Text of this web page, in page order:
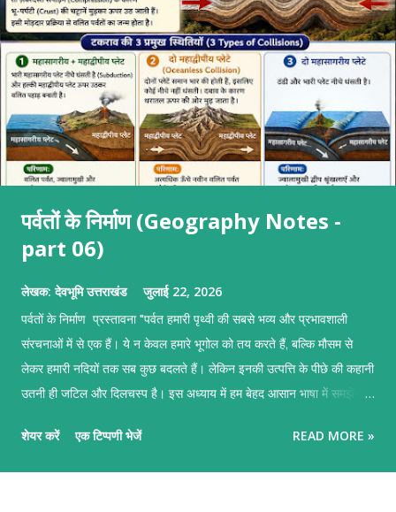
पर्वतों के निर्माण (Geography Notes -
part 06)
लेखक:देवभूमि उत्तराखंड जुलाई 22, 2026
पर्वतों के निर्माण प्रस्तावना "पर्वत हमारी पृथ्वी की सबसे भव्य और प्रभावशाली
संरचनाओं में से एक हैं। ये न केवल हमारे भूगोल को तय करते हैं, बल्कि मौसम से
लेकर हमारी नदियों तक सब कुछ बदलते हैं। लेकिन इनकी उत्पत्ति के पीछे की कहानी
उतनी ही जटिल और दिलचस्प है। इस अध्याय में हम बेहद आसान भाषा में समझेंगे
जन्म कैसे होता है।" पर्वतों के निर्माण पर्वतों के निर्माण का मुख्य आधार टेक्टोनिक
शेयर करें एक टिप्पणी भेजें READ MORE »